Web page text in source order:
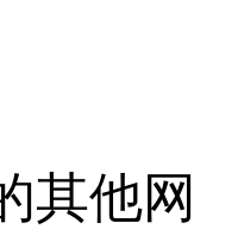
其他网